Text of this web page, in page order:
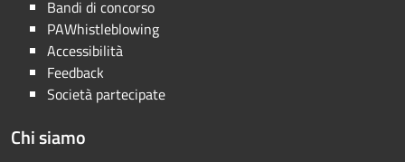
Bandi di concorso
PAWhistleblowing
Accessibilità
Feedback
Società partecipate
Chi siamo